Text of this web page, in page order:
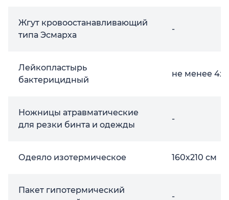
Жгут кровоостанавливающий
типа Эсмарха
-
Лейкопластырь
бактерицидный
не менее
Ножницы атравматические
для резки бинта и одежды
-
Одеяло изотермическое 160х210 см
Пакет гипотермический
-